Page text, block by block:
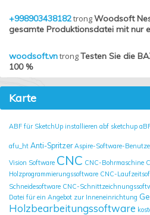
+998903438182trongWoodsoft
gesamte Produktionsdatei mit nur
woodsoft.vntrongTesten Sie die
100 %
Karte
ABF für SketchUp installieren abf sketchup
afu_ht Anti-Spritzer Aspire-Software-
Vision Software CNC CNC-Bohrmaschine
Holzprogrammierungssoftware CNC-
Schneidesoftware CNC-
Datei für ein Angebot zur Inneneinrichtung
Holzbearbeitungssoftware